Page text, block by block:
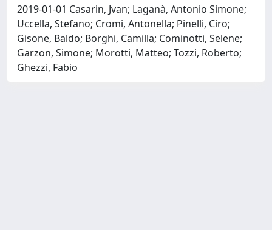
2019-01-01 Casarin, Jvan; Laganà, Antonio Simone;
Uccella, Stefano; Cromi, Antonella; Pinelli, Ciro;
Gisone, Baldo; Borghi, Camilla; Cominotti, Selene;
Garzon, Simone; Morotti, Matteo; Tozzi, Roberto;
Ghezzi, Fabio